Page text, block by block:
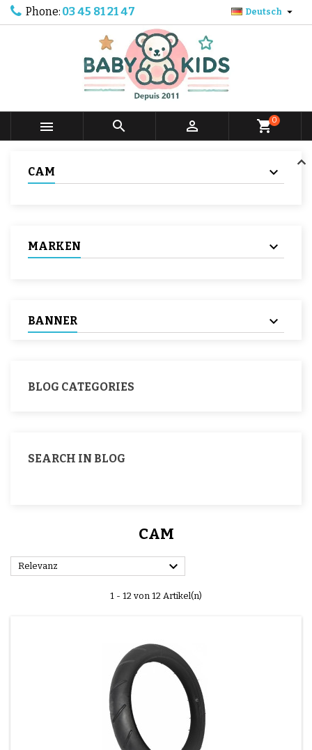
Phone: 03 45 81 21 47 Deutsch 
   shopping_cart0
CAM
MARKEN
BANNER
BLOG CATEGORIES
SEARCH IN BLOG
CAM
Relevanz 
1 - 12 von 12 Artikel(n)